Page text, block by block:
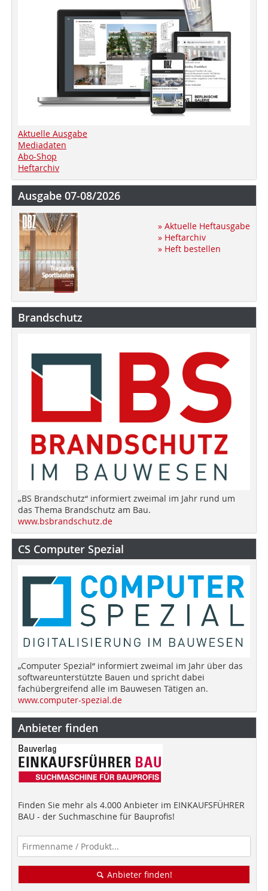
Aktuelle Ausgabe
Mediadaten
Abo-Shop
Heftarchiv
Ausgabe 07-08/2026
» Aktuelle Heftausgabe
» Heftarchiv
» Heft bestellen
Brandschutz
„BS Brandschutz“ informiert zweimal im Jahr rund um
das Thema Brandschutz am Bau.
www.bsbrandschutz.de
CS Computer Spezial
„Computer Spezial“ informiert zweimal im Jahr über das
softwareunterstützte Bauen und spricht dabei
fachübergreifend alle im Bauwesen Tätigen an.
www.computer-spezial.de
Anbieter finden
Finden Sie mehr als 4.000 Anbieter im EINKAUFSFÜHRER
BAU - der Suchmaschine für Bauprofis!
Anbieter finden!